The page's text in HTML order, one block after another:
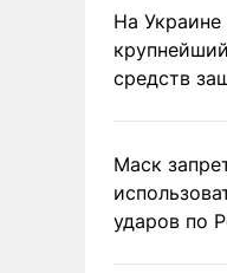
На
средств
Маск
ударов по